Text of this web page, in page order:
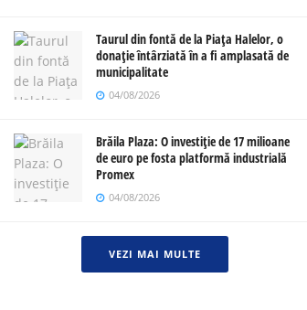
Taurul din fontă de la Piața Halelor, o
donație întârziată în a fi amplasată de
municipalitate
04/08/2026
Brăila Plaza: O investiție de 17 milioane
de euro pe fosta platformă industrială
Promex
04/08/2026
VEZI MAI MULTE